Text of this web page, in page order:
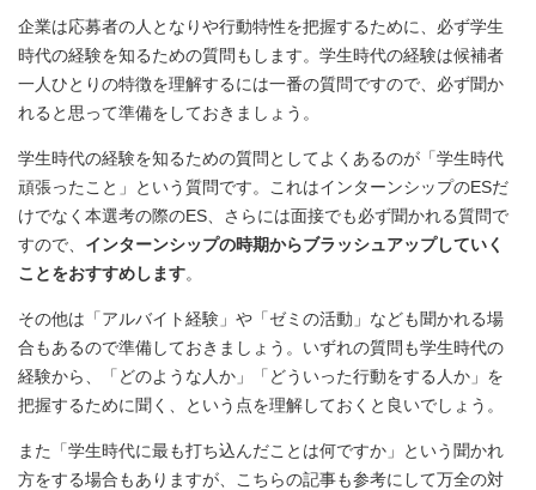
企業は応募者の人となりや行動特性を把握するために、必ず学生
時代の経験を知るための質問もします。学生時代の経験は候補者
一人ひとりの特徴を理解するには一番の質問ですので、必ず聞か
れると思って準備をしておきましょう。
学生時代の経験を知るための質問としてよくあるのが「学生時代
頑張ったこと」という質問です。これはインターンシップのESだ
けでなく本選考の際のES、さらには面接でも必ず聞かれる質問で
すので、 インターンシップの時期からブラッシュアップしていく
ことをおすすめします。
その他は「アルバイト経験」や「ゼミの活動」なども聞かれる場
合もあるので準備しておきましょう。いずれの質問も学生時代の
経験から、「どのような人か」「どういった行動をする人か」を
把握するために聞く、という点を理解しておくと良いでしょう。
また「学生時代に最も打ち込んだことは何ですか」という聞かれ
方をする場合もありますが、こちらの記事も参考にして万全の対